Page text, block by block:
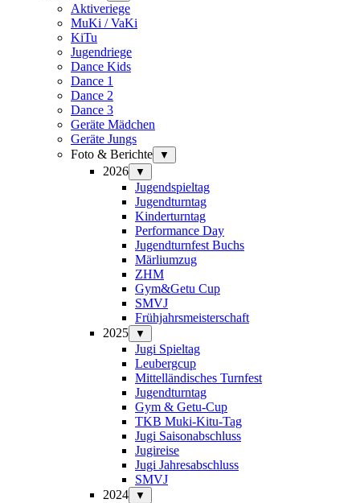
Aktiveriege
MuKi / VaKi
KiTu
Jugendriege
Dance Kids
Dance 1
Dance 2
Dance 3
Geräte Mädchen
Geräte Jungs
Foto & Berichte
▼
2026 ▼
Jugendspieltag
Jugendturntag
Kinderturntag
Performance Day
Jugendturnfest Buchs
Märliumzug
ZHM
Gym&Getu Cup
SMVJ
Frühjahrsmeisterschaft
2025
▼
Jugi Spieltag
Leubergcup
Mittelländisches Turnfest
Jugendturntag
Gym & Getu-Cup
TKB Muki-Kitu-Tag
Jugi Saisonabschluss
Jugireise
Jugi Jahresabschluss
SMVJ
2024
▼